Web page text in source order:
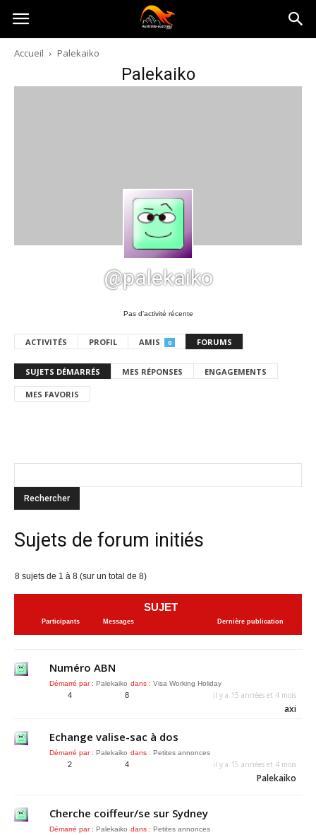
Australia-
australie.com
Accueil Palekaiko
Palekaiko
@palekaiko
Pas d’activité récente
ACTIVITÉS PROFIL AMIS 0 FORUMS
SUJETS DÉMARRÉS MES RÉPONSES ENGAGEMENTS
MES FAVORIS
Sujets de forum initiés
8 sujets de 1 à 8 (sur un total de 8)
SUJET
Participants Messages Dernière publication
Numéro ABN
Démarré par : Palekaiko dans : Visa Working Holiday
4 8 il y a 15 années et 4 mois
axi
Echange valise-sac à dos
Démarré par : Palekaiko dans : Petites annonces
2 4 il y a 15 années et 4 mois
Palekaiko
Cherche coiffeur/se sur Sydney
Démarré par : Palekaiko dans : Petites annonces